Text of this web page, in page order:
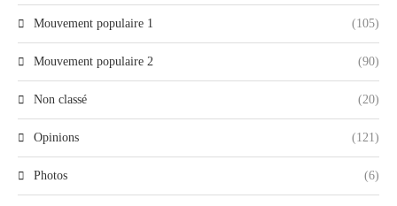
Mouvement populaire 1 (105)
Mouvement populaire 2 (90)
Non classé (20)
Opinions (121)
Photos (6)